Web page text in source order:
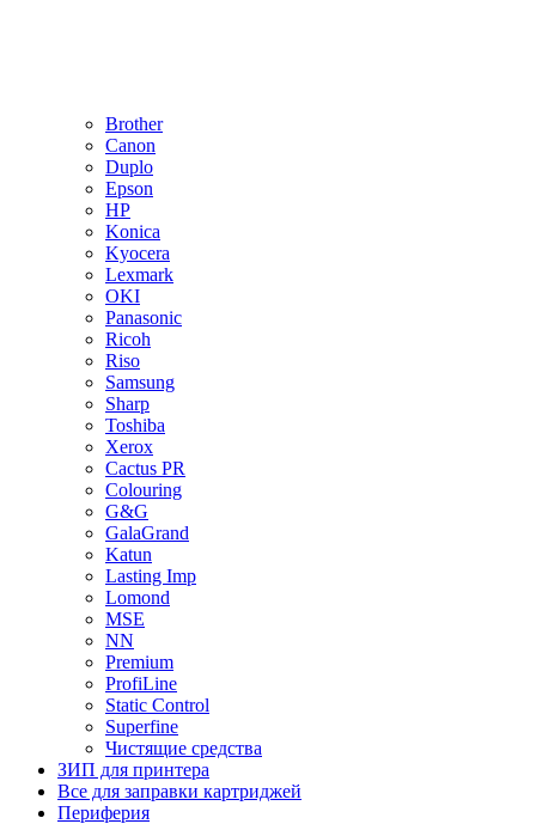
Brother
Canon
Duplo
Epson
HP
Konica
Kyocera
Lexmark
OKI
Panasonic
Ricoh
Riso
Samsung
Sharp
Toshiba
Xerox
Cactus PR
Colouring
G&G
GalaGrand
Katun
Lasting Imp
Lomond
MSE
NN
Premium
ProfiLine
Static Control
Superfine
Чистящие средства
ЗИП для принтера
Все для заправки картриджей
Периферия